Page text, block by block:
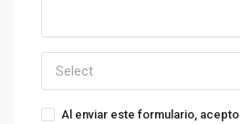
Select
Al enviar este formulario, acepto